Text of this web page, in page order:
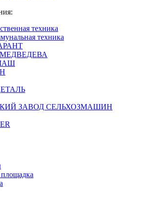
техника
техника
ЗАВОД СЕЛЬХОЗМАШИН